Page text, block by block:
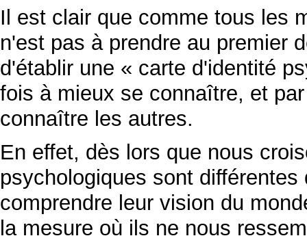
Il est clair que comme tous les
n'est pas à prendre au premier
d'établir une « carte d'identité
fois à mieux se connaître, et
connaître les autres.
En effet, dès lors que nous
psychologiques sont
comprendre leur vision du
la mesure où ils ne nous